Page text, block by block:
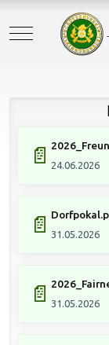
Mobile Menu
📄 24.06.2026
📄 31.05.2026
📄 31.05.2026